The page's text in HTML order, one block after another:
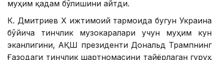
муҳим қадам бўлишини айтди.
К. Дмитриев Х ижтимоий тармоғида бугун Украина
бўйича тинчлик музокаралари учун муҳим кун
эканлигини, АҚШ президенти Дональд Трампнинг
Ғазодаги тинчлик шартномасини тайёрлаган гуруҳ